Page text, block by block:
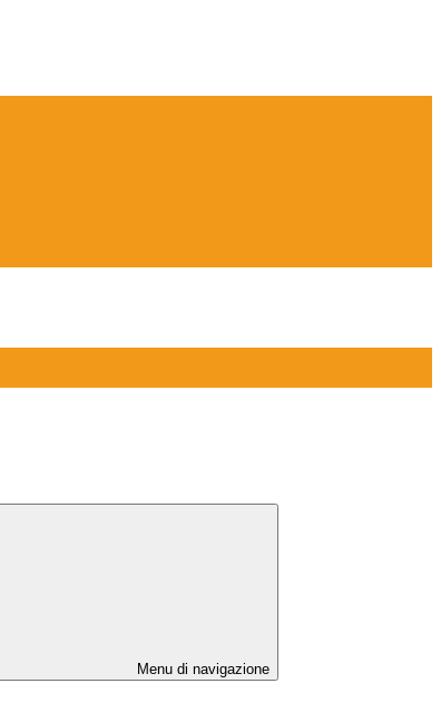
Menu di navigazione